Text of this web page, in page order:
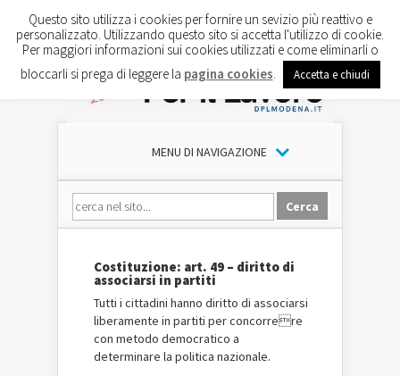
MENU DI NAVIGAZIONE
Costituzione: art. 49 – diritto di
associarsi in partiti
Tutti i cittadini hanno diritto di associarsi
liberamente in partiti per concorrere
con metodo democratico a
determinare la politica nazionale.
Questo sito utilizza i cookies per fornire un sevizio più reattivo e
personalizzato. Utilizzando questo sito si accetta l'utilizzo di cookie.
Per maggiori informazioni sui cookies utilizzati e come eliminarli o
bloccarli si prega di leggere la pagina cookies Accetta e chiudi